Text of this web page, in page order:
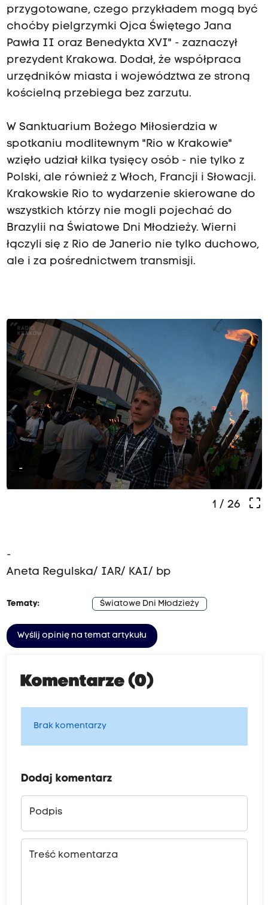
przygotowane, czego przykładem mogą być
choćby pielgrzymki Ojca Świętego Jana
Pawła II oraz Benedykta XVI" - zaznaczył
prezydent Krakowa. Dodał, że współpraca
urzędników miasta i województwa ze stroną
kościelną przebiega bez zarzutu.
W Sanktuarium Bożego Miłosierdzia w
spotkaniu modlitewnym "Rio w Krakowie"
wzięło udział kilka tysięcy osób - nie tylko z
Polski, ale również z Włoch, Francji i Słowacji.
Krakowskie Rio to wydarzenie skierowane do
wszystkich którzy nie mogli pojechać do
Brazylii na Światowe Dni Młodzieży. Wierni
łączyli się z Rio de Janerio nie tylko duchowo,
ale i za pośrednictwem transmisji.
-
crop_free
1 / 26
-
Aneta Regulska/ IAR/ KAI/ bp
Tematy: Światowe Dni Młodzieży
Wyślij opinię na temat artykułu
Komentarze (0)
Brak komentarzy
Dodaj komentarz
Podpis
Treść komentarza